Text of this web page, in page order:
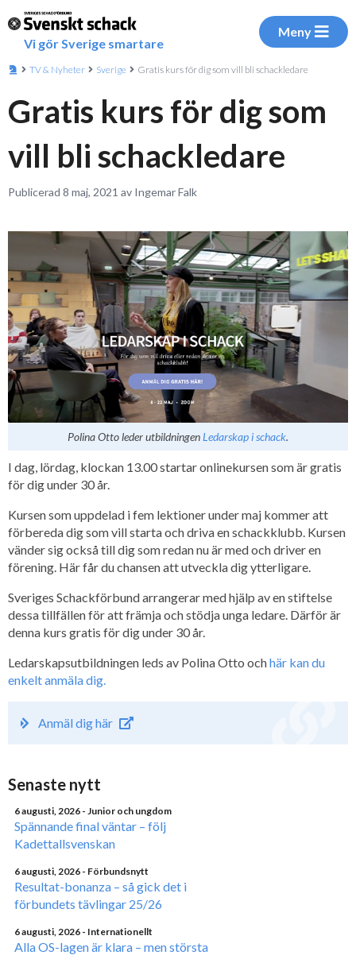
Vi gör Sverige smartare
Meny
TV & Nyheter Sverige Gratis kurs för dig som vill bli schackledare
Gratis kurs för dig som
vill bli schackledare
Publicerad 8 maj, 2021 av Ingemar Falk
Polina Otto leder utbildningenLedarskap i schack.
I dag, lördag, klockan 13.00 startar onlinekursen som är gratis
för dig under 30 år.
Kursen som uppdelad i fem lektioner under maj kommer att
förbereda dig som vill starta och driva en schackklubb. Kursen
vänder sig också till dig som redan nu är med och driver en
förening. Här får du chansen att utveckla dig ytterligare.
Sveriges Schackförbund arrangerar med hjälp av en stiftelse
dessa tillfällen för att främja och stödja unga ledare. Därför är
denna kurs gratis för dig under 30 år.
Ledarskapsutbildningen leds av Polina Otto ochhär kan du
enkelt anmäla dig.
Anmäl dig här
Senaste nytt
6 augusti, 2026 - Junior och ungdom
Spännande final väntar – följ
Kadettallsvenskan
6 augusti, 2026 - Förbundsnytt
Resultat-bonanza – så gick det i
förbundets tävlingar 25/26
6 augusti, 2026 - Internationellt
Alla OS-lagen är klara – men största